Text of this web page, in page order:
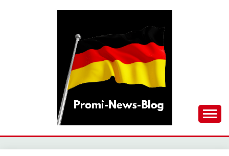
PROMI-NEWS-BLOG